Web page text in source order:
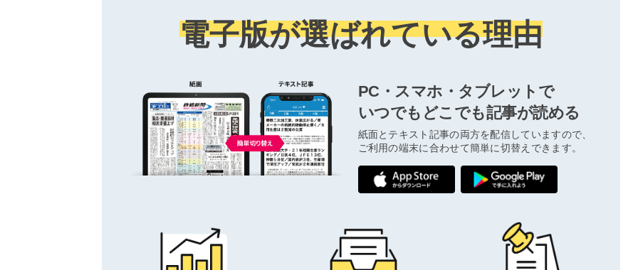
電子版が選ばれている理由
PC・スマホ・タブレットで
いつでもどこでも記事が読める
紙面とテキスト記事の両方を配信していますので、
ご利用の端末に合わせて簡単に切替えできます。